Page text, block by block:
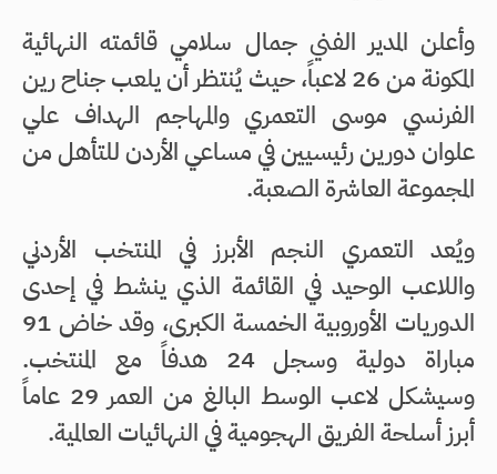
وأعلن المدير الفني جمال سلامي قائمته النهائية
المكونة من 26 لاعباً، حيث يُنتظر أن يلعب جناح رين
الفرنسي موسى التعمري والمهاجم الهداف علي
علوان دورين رئيسيين في مساعي الأردن للتأهل من
المجموعة العاشرة الصعبة.
ويُعد التعمري النجم الأبرز في المنتخب الأردني
واللاعب الوحيد في القائمة الذي ينشط في إحدى
الدوريات الأوروبية الخمسة الكبرى، وقد خاض 91
مباراة دولية وسجل 24 هدفاً مع المنتخب.
وسيشكل لاعب الوسط البالغ من العمر 29 عاماً
أبرز أسلحة الفريق الهجومية في النهائيات العالمية.